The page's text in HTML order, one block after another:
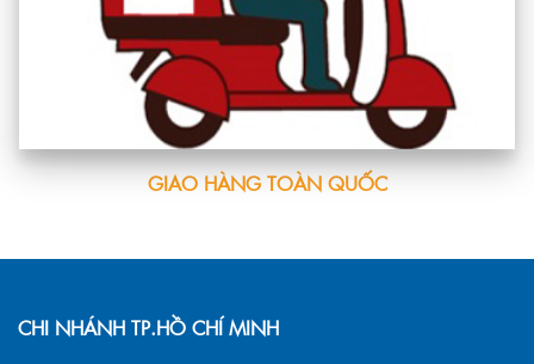
GIAO HÀNG TOÀN QUỐC
CHI NHÁNH TP.HỒ CHÍ MINH